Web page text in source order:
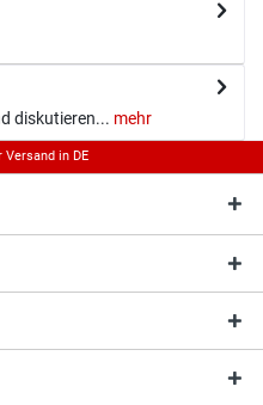
diskutieren... mehr
Versand in DE